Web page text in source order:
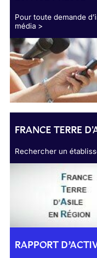
Pour toute demande
média >
FRANCE TERRE
Rechercher un
RAPPORT